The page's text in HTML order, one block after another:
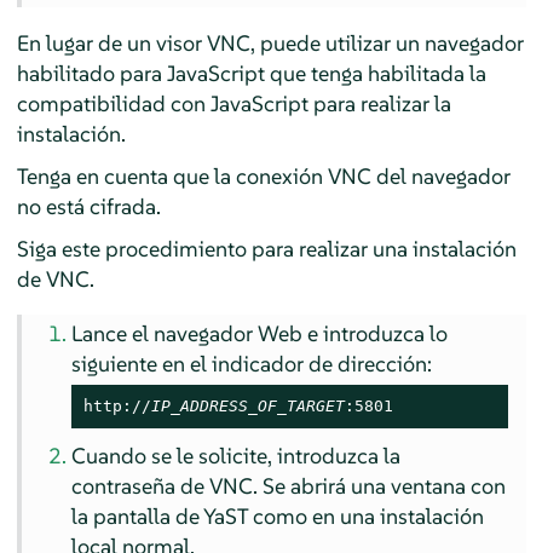
En lugar de un visor VNC, puede utilizar un navegador
habilitado para JavaScript que tenga habilitada la
compatibilidad con JavaScript para realizar la
instalación.
Tenga en cuenta que la conexión VNC del navegador
no está cifrada.
Siga este procedimiento para realizar una instalación
de VNC.
Lance el navegador Web e introduzca lo
siguiente en el indicador de dirección:
http:// IP_ADDRESS_OF_TARGET:5801
Cuando se le solicite, introduzca la
contraseña de VNC. Se abrirá una ventana con
la pantalla de YaST como en una instalación
local normal.